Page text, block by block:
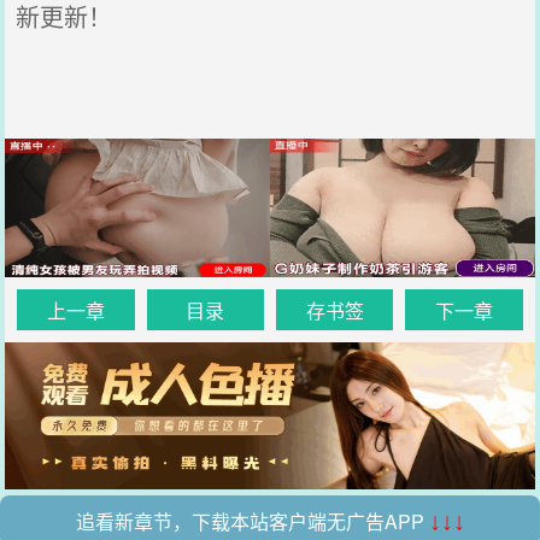
新更新！
上一章 目录 存书签 下一章
追看新章节，下载本站客户端无广告APP ↓↓↓